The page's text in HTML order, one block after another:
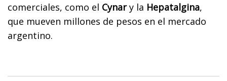
comerciales, como el Cynary la Hepatalgina,
que mueven millones de pesos en el mercado
argentino.